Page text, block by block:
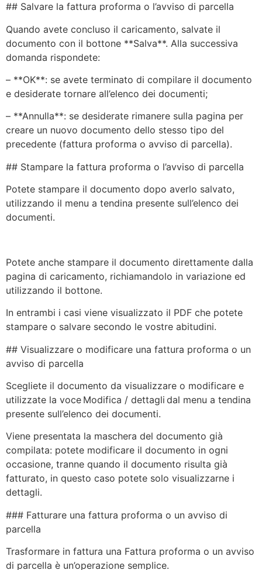
## Salvare la fattura proforma o l’avviso di parcella
Quando avete concluso il caricamento, salvate il
documento con il bottone **Salva**. Alla successiva
domanda rispondete:
– **OK**: se avete terminato di compilare il documento
e desiderate tornare all’elenco dei documenti;
– **Annulla**: se desiderate rimanere sulla pagina per
creare un nuovo documento dello stesso tipo del
precedente (fattura proforma o avviso di parcella).
## Stampare la fattura proforma o l’avviso di parcella
Potete stampare il documento dopo averlo salvato,
utilizzando il menu a tendina presente sull’elenco dei
documenti.
Potete anche stampare il documento direttamente dalla
pagina di caricamento, richiamandolo in variazione ed
utilizzando il bottone.
In entrambi i casi viene visualizzato il PDF che potete
stampare o salvare secondo le vostre abitudini.
## Visualizzare o modificare una fattura proforma o un
avviso di parcella
Scegliete il documento da visualizzare o modificare e
utilizzate la voce Modifica / dettagli dal menu a tendina
presente sull’elenco dei documenti.
Viene presentata la maschera del documento già
compilata: potete modificare il documento in ogni
occasione, tranne quando il documento risulta già
fatturato, in questo caso potete solo visualizzarne i
dettagli.
### Fatturare una fattura proforma o un avviso di
parcella
Trasformare in fattura una Fattura proforma o un avviso
di parcella è un’operazione semplice.